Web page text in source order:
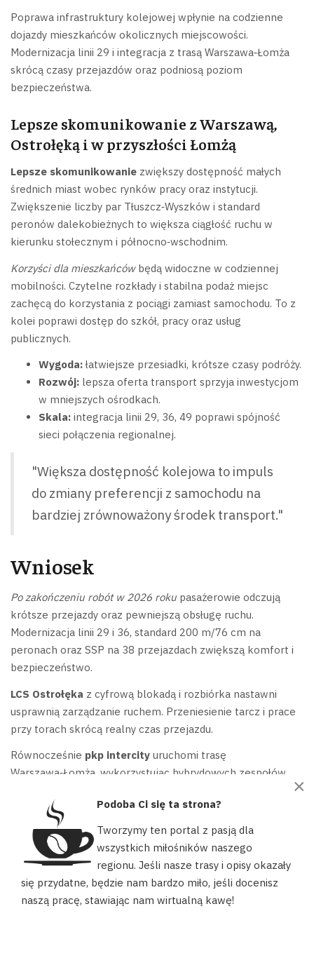
Poprawa infrastruktury kolejowej wpłynie na codzienne
dojazdy mieszkańców okolicznych miejscowości.
Modernizacja linii 29 i integracja z trasą Warszawa‑Łomża
skrócą czasy przejazdów oraz podniosą poziom
bezpieczeństwa.
Lepsze skomunikowanie z Warszawą,
Ostrołęką i w przyszłości Łomżą
Lepsze skomunikowanie zwiększy dostępność małych
średnich miast wobec rynków pracy oraz instytucji.
Zwiększenie liczby par Tłuszcz‑Wyszków i standard
peronów dalekobieżnych to większa ciągłość ruchu w
kierunku stołecznym i północno‑wschodnim.
Korzyści dla mieszkańcówbędą widoczne w codziennej
mobilności. Czytelne rozkłady i stabilna podaż miejsc
zachęcą do korzystania z pociągi zamiast samochodu. To z
kolei poprawi dostęp do szkół, pracy oraz usług
publicznych.
Wygoda: łatwiejsze przesiadki, krótsze czasy podróży.
Rozwój: lepsza oferta transport sprzyja inwestycjom
w mniejszych ośrodkach.
Skala: integracja linii 29, 36, 49 poprawi spójność
sieci połączenia regionalnej.
"Większa dostępność kolejowa to impuls
do zmiany preferencji z samochodu na
bardziej zrównoważony środek transport."
Wniosek
Po zakończeniu robót w 2026 roku pasażerowie odczują
krótsze przejazdy oraz pewniejszą obsługę ruchu.
Modernizacja linii 29 i 36, standard 200 m/76 cm na
peronach oraz SSP na 38 przejazdach zwiększą komfort i
bezpieczeństwo.
LCS Ostrołęka z cyfrową blokadą i rozbiórka nastawni
usprawnią zarządzanie ruchem. Przeniesienie tarcz i prace
przy torach skrócą realny czas przejazdu.
Równocześnie pkp intercity uruchomi trasę
Warszawa‑Łomża, wykorzystując hybrydowych zespołów
kursów poprawi dojazd w miejscowościach i zwiększy
atrakcyjność transportu kolejowego.
FAQ
Czego dotyczą prace modernizacyjne na
Nasz portal używa plików cookies, aby ułatwić Ci korzystanie z
naszych zasobów, dopasować treści do Twoich potrzeb oraz w
celach statystycznych. Możesz określić warunki przechowywania
×
Podoba Ci się ta strona?
Tworzymy ten portal z pasją dla
wszystkich miłośników naszego
regionu. Jeśli nasze trasy i opisy okazały
się przydatne, będzie nam bardzo miło, jeśli docenisz
naszą pracę, stawiając nam wirtualną kawę!